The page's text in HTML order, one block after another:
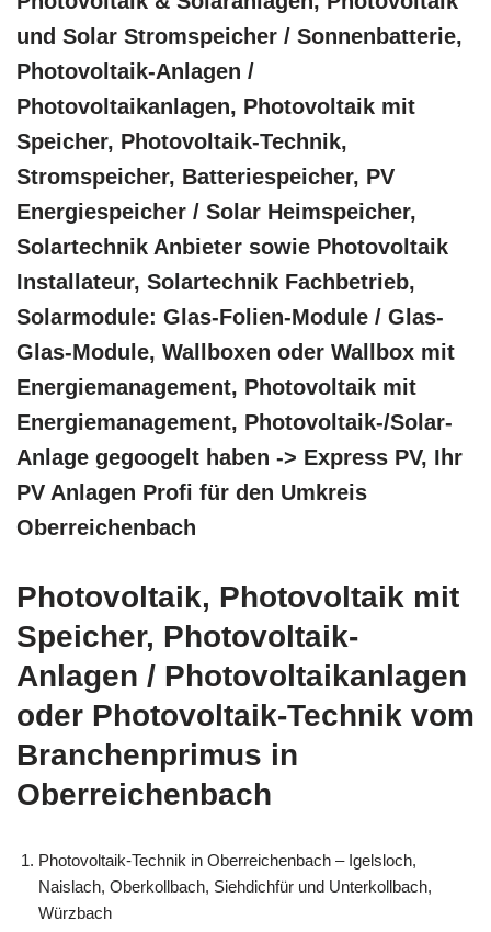
und Solar Stromspeicher / Sonnenbatterie,
Photovoltaik-Anlagen /
Photovoltaikanlagen, Photovoltaik mit
Speicher, Photovoltaik-Technik,
Stromspeicher, Batteriespeicher, PV
Energiespeicher / Solar Heimspeicher,
Solartechnik Anbieter sowie Photovoltaik
Installateur, Solartechnik Fachbetrieb,
Solarmodule: Glas-Folien-Module / Glas-
Glas-Module, Wallboxen oder Wallbox mit
Energiemanagement, Photovoltaik mit
Energiemanagement, Photovoltaik-/Solar-
Anlage gegoogelt haben -> Express PV, Ihr
PV Anlagen Profi für den Umkreis
Oberreichenbach
Photovoltaik, Photovoltaik mit
Speicher, Photovoltaik-
Anlagen / Photovoltaikanlagen
oder Photovoltaik-Technik vom
Branchenprimus in
Oberreichenbach
Photovoltaik-Technik in Oberreichenbach – Igelsloch,
Naislach, Oberkollbach, Siehdichfür und Unterkollbach,
Würzbach